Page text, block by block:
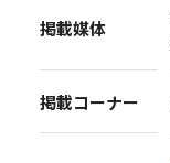
掲載媒体
掲載コーナー